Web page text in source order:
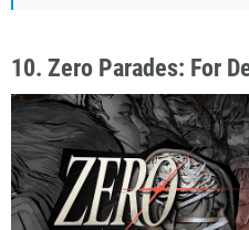
10. Zero Parades: For